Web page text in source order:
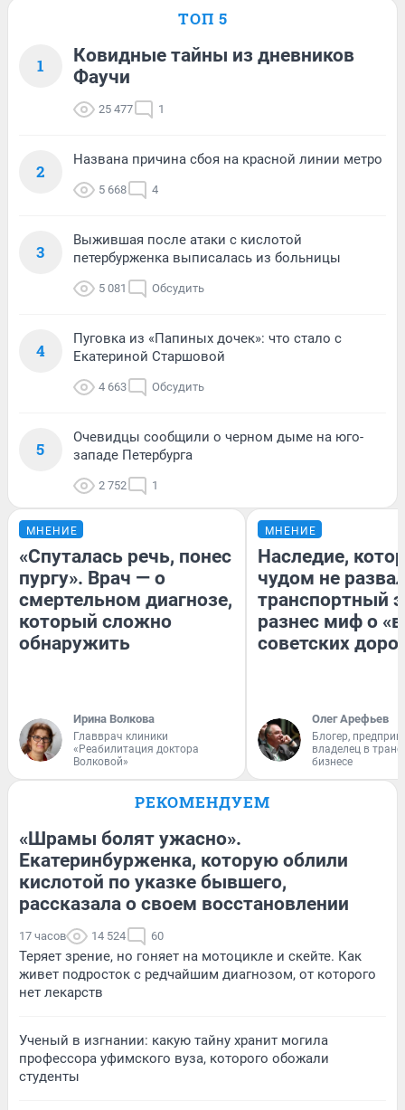
ТОП 5
1
Ковидные тайны из дневников
Фаучи
25 477 1
2
Названа причина сбоя на красной линии метро
5 668 4
3
Выжившая после атаки с кислотой
петербурженка выписалась из больницы
5 081 Обсудить
4
Пуговка из «Папиных дочек»: что стало с
Екатериной Старшовой
4 663 Обсудить
5
Очевидцы сообщили о черном дыме на юго-
западе Петербурга
2 752 1
МНЕНИЕ
«Спуталась речь, понес
пургу». Врач — о
смертельном диагнозе,
который сложно
обнаружить
Ирина Волкова
Главврач клиники
«Реабилитация доктора
Волковой»
МНЕНИЕ
Наследие,
чудом не
транспортный
разнес миф о
советских
Олег Арефьев
Блогер,
владелец в
бизнесе
РЕКОМЕНДУЕМ
«Шрамы болят ужасно».
Екатеринбурженка, которую облили
кислотой по указке бывшего,
рассказала о своем восстановлении
17 часов 14 524 60
Теряет зрение, но гоняет на мотоцикле и скейте. Как
живет подросток с редчайшим диагнозом, от которого
нет лекарств
Ученый в изгнании: какую тайну хранит могила
профессора уфимского вуза, которого обожали
студенты